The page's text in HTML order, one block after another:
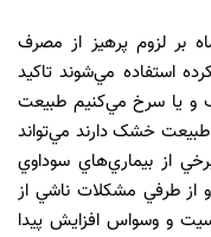
بر لزوم پرهيز از مصرف
استفاده مي‌شوند تاکيد
و يا سرخ مي‌کنيم طبيعت
خشک دارند مي‌تواند
از بيماري‌هاي سوداوي
از طرفي مشکلات ناشي از
و وسواس افزايش پيدا